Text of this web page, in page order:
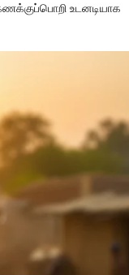
உடனடியாக